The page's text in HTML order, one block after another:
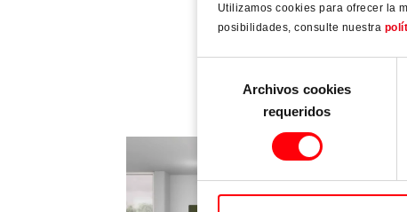
Utilizamos cookies para ofrecer la
posibilidades, consulte nuestra
consentimiento
Archivos cookies
requeridos